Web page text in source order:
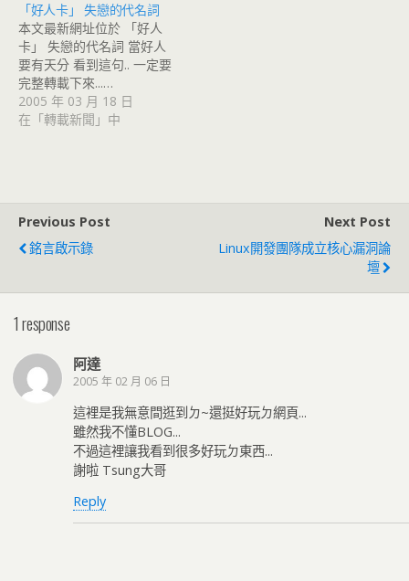
「好人卡」 失戀的代名詞
本文最新網址位於 「好人
卡」 失戀的代名詞 當好人
要有天分 看到這句.. 一定要
完整轉載下來...…
2005 年 03 月 18 日
在「轉載新聞」中
Previous Post
銘言啟示錄
Next Post
Linux開發團隊成立核心漏洞論
壇
1 response
阿達
2005 年 02 月 06 日
這裡是我無意間逛到ㄉ~還挺好玩ㄉ網頁...
雖然我不懂BLOG...
不過這裡讓我看到很多好玩ㄉ東西...
謝啦 Tsung大哥
Reply